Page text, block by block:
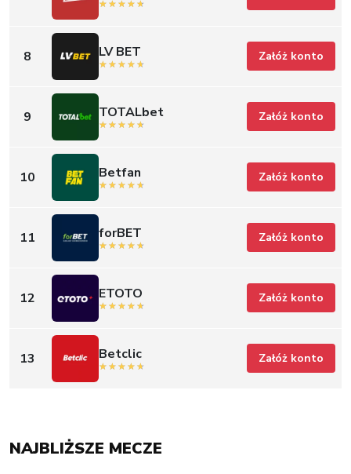
8 LV BET Załóż konto
9 TOTALbet Załóż konto
10 Betfan Załóż konto
11 forBET Załóż konto
12 ETOTO Załóż konto
13 Betclic Załóż konto
NAJBLIŻSZE MECZE